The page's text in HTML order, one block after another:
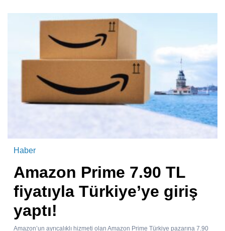
Haber
Amazon Prime 7.90 TL
fiyatıyla Türkiye’ye giriş
yaptı!
Amazon’un ayrıcalıklı hizmeti olan Amazon Prime Türkiye pazarına 7.90